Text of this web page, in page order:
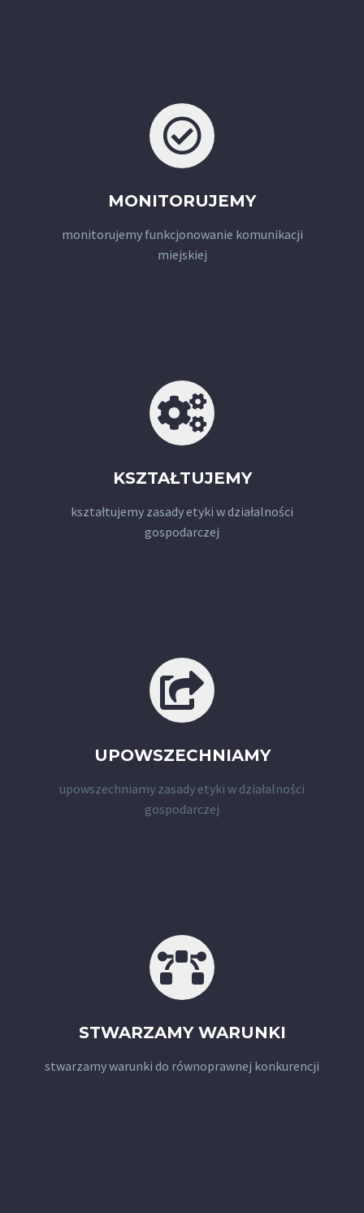
MONITORUJEMY
monitorujemy funkcjonowanie komunikacji
miejskiej
KSZTAŁTUJEMY
kształtujemy zasady etyki w działalności
gospodarczej
UPOWSZECHNIAMY
upowszechniamy zasady etyki w działalności
gospodarczej
STWARZAMY WARUNKI
stwarzamy warunki do równoprawnej konkurencji